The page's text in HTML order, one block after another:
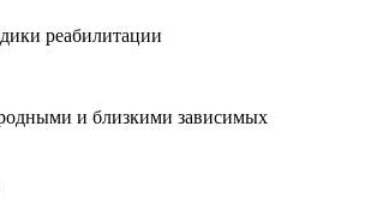
реабилитации
и близкими зависимых